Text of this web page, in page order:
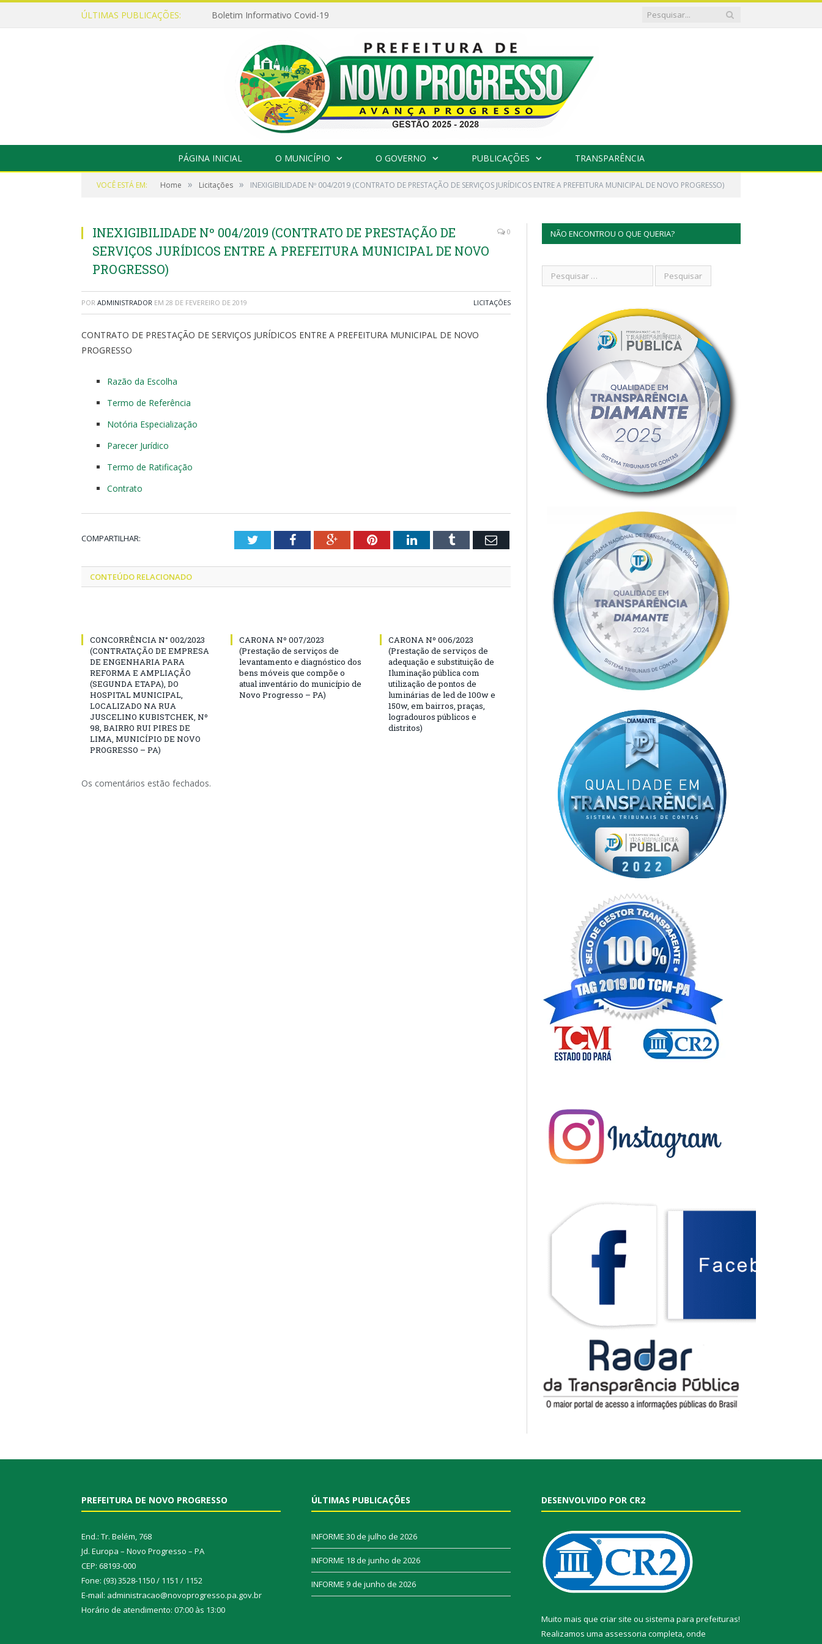
ÚLTIMAS PUBLICAÇÕES: Boletim Informativo Covid-19
PÁGINA INICIAL O MUNICÍPIO O GOVERNO PUBLICAÇÕES TRANSPARÊNCIA
VOCÊ ESTÁ EM: Home » Licitações » INEXIGIBILIDADE Nº 004/2019 (CONTRATO DE PRESTAÇÃO DE SERVIÇOS JURÍDICOS ENTRE A PREFEITURA MUNICIPAL DE NOVO PROGRESSO)
INEXIGIBILIDADE Nº 004/2019 (CONTRATO DE PRESTAÇÃO DE
SERVIÇOS JURÍDICOS ENTRE A PREFEITURA MUNICIPAL DE NOVO
PROGRESSO)
0
POR ADMINISTRADOR EM 28 DE FEVEREIRO DE 2019 LICITAÇÕES
CONTRATO DE PRESTAÇÃO DE SERVIÇOS JURÍDICOS ENTRE A PREFEITURA MUNICIPAL DE NOVO
PROGRESSO
Razão da Escolha
Termo de Referência
Notória Especialização
Parecer Jurídico
Termo de Ratificação
Contrato
COMPARTILHAR: TwitterFacebookGoogle+PinterestLinkedInTumblr Email
CONTEÚDO RELACIONADO
CONCORRÊNCIA N° 002/2023
(CONTRATAÇÃO DE EMPRESA
DE ENGENHARIA PARA
REFORMA E AMPLIAÇÃO
(SEGUNDA ETAPA), DO
HOSPITAL MUNICIPAL,
LOCALIZADO NA RUA
JUSCELINO KUBISTCHEK, Nº
98, BAIRRO RUI PIRES DE
LIMA, MUNICÍPIO DE NOVO
PROGRESSO – PA)
CARONA Nº 007/2023
(Prestação de serviços de
levantamento e diagnóstico dos
bens móveis que compõe o
atual inventário do município de
Novo Progresso – PA)
CARONA Nº 006/2023
(Prestação de serviços de
adequação e substituição de
Iluminação pública com
utilização de pontos de
luminárias de led de 100w e
150w, em bairros, praças,
logradouros públicos e
distritos)
Os comentários estão fechados.
NÃO ENCONTROU O QUE QUERIA?
PREFEITURA DE NOVO PROGRESSO
End.: Tr. Belém, 768
Jd. Europa – Novo Progresso – PA
CEP: 68193-000
Fone: (93) 3528-1150 / 1151 / 1152
E-mail: administracao@novoprogresso.pa.gov.br
Horário de atendimento: 07:00 às 13:00
ÚLTIMAS PUBLICAÇÕES
INFORME 30 de julho de 2026
INFORME 18 de junho de 2026
INFORME 9 de junho de 2026
DESENVOLVIDO POR CR2
Muito mais que criar site ou sistema para prefeituras!
Realizamos uma assessoria completa, onde